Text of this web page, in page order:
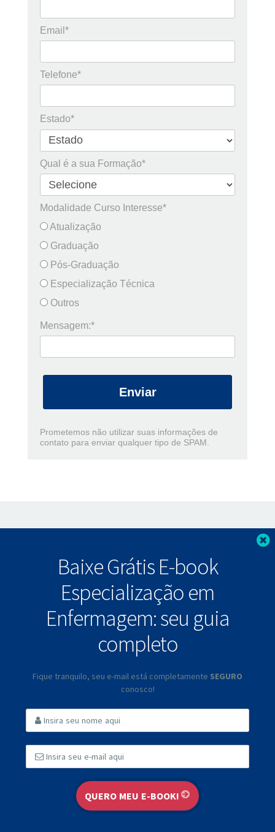
Email*
Telefone*
Estado*
Qual é a sua Formação*
Modalidade Curso Interesse*
Atualização
Graduação
Pós-Graduação
Especialização Técnica
Outros
Mensagem:*
Enviar
Prometemos não utilizar suas informações de
contato para enviar qualquer tipo de SPAM.
Baixe Grátis E-book
Especialização em
Enfermagem: seu guia
completo
Fique tranquilo, seu e-mail está completamente SEGURO
conosco!